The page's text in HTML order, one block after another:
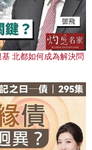
北都如何成為解決問